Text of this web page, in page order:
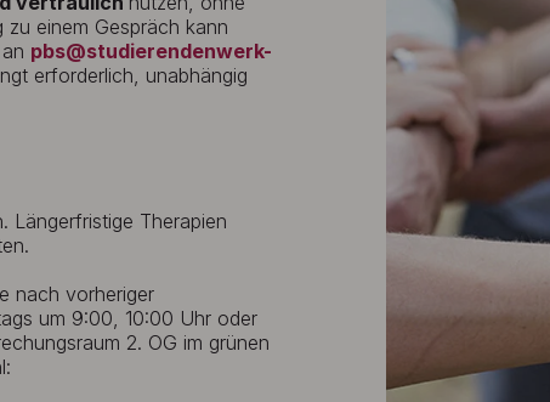
einem Gespräch kann
pbs@studierendenwerk-
erforderlich, unabhängig
Längerfristige Therapien
nach vorheriger
um 9:00, 10:00 Uhr oder
2. OG im grünen